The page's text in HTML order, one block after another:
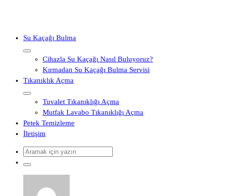
Su Kaçağı Bulma
Cihazla Su Kaçağı Nasıl Buluyoruz?
Kırmadan Su Kaçağı Bulma Servisi
Tıkanıklık Açma
Tuvalet Tıkanıklığı Açma
Mutfak Lavabo Tıkanıklığı Açma
Petek Temizleme
İletişim